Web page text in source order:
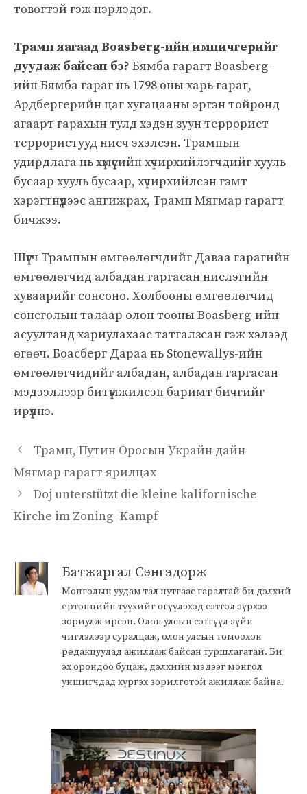
төвөгтэй гэж нэрлэдэг.
Трамп яагаад Boasberg-ийн импичгерийг
дуудаж байсан бэ? Бямба гарагт Boasberg-
ийн Бямба гараг нь 1798 оны харь гараг,
Ардбергерийн цаг хугацааны эргэн тойронд
агаарт гарахын тулд хэдэн зуун террорист
террористууд нисч эхэлсэн. Трампын
удирдлага нь хүмүүсийн хүчирхийлэгчдийг хууль
бусаар хууль бусаар, хүчирхийлсэн гэмт
хэрэгтнүүдээс ангижрах, Трамп Мягмар гарагт
бичжээ.
Шүүгч Трампын өмгөөлөгчдийг Даваа гарагийн
өмгөөлөгчид албадан гаргасан нислэгийн
хуваарийг сонсоно. Холбооны өмгөөлөгчид
сонсголын талаар олон тооны Boasberg-ийн
асуултанд хариулахаас татгалзсан гэж хэлээд
өгөөч. Боасберг Дараа нь Stonewallys-ийн
өмгөөлөгчидийг албадан, албадан гаргасан
мэдээллээр битүүмжилсэн баримт бичгийг
ирүүлнэ.
Трамп, Путин Оросын Украйн дайн
Мягмар гарагт ярилцах
Doj unterstützt die kleine kalifornische
Kirche im Zoning -Kampf
Батжаргал Сэнгэдорж
Монголын уудам тал нутгаас гаралтай би дэлхий
ертөнцийн түүхийг өгүүлэхэд сэтгэл зүрхээ
зориулж ирсэн. Олон улсын сэтгүүл зүйн
чиглэлээр суралцаж, олон улсын томоохон
редакцуудад ажиллаж байсан туршлагатай. Би
эх орондоо буцаж, дэлхийн мэдээг монгол
уншигчдад хүргэх зорилготой ажиллаж байна.